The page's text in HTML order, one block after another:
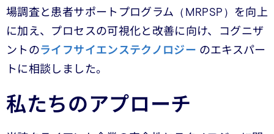
場調査と患者サポートプログラム（MRPSP）を向上
に加え、プロセスの可視化と改善に向け、コグニザ
ントのライフサイエンステクノロジー のエキスパー
トに相談しました。
私たちのアプローチ